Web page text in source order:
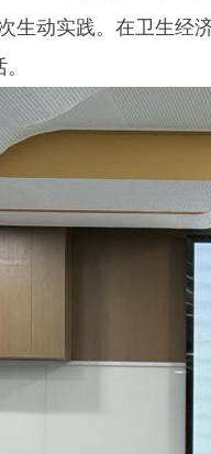
生动实践。在卫生经